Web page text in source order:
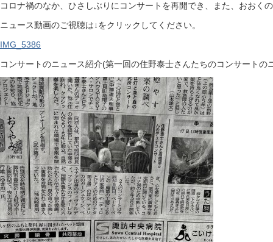
コロナ禍のなか、ひさしぶりにコンサートを再開でき、また、おおく
ニュース動画のご視聴は↓をクリックしてください。
IMG_5386
コンサートのニュース紹介(第一回の住野泰士さんたちのコンサート